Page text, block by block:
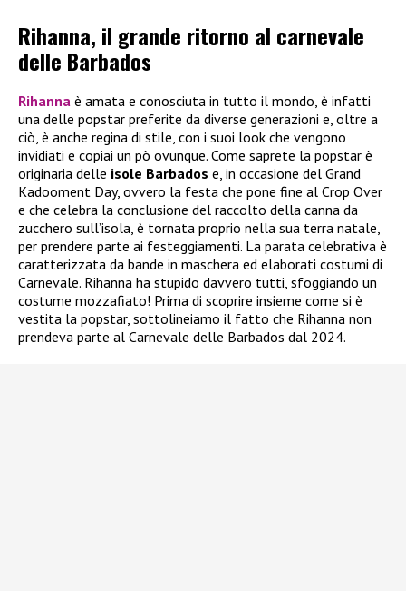
Rihanna, il grande ritorno al carnevale
delle Barbados
Rihanna è amata e conosciuta in tutto il mondo, è infatti
una delle popstar preferite da diverse generazioni e, oltre a
ciò, è anche regina di stile, con i suoi look che vengono
invidiati e copiai un pò ovunque. Come saprete la popstar è
originaria delle isole Barbados e, in occasione del Grand
Kadooment Day, ovvero la festa che pone fine al Crop Over
e che celebra la conclusione del raccolto della canna da
zucchero sull’isola, è tornata proprio nella sua terra natale,
per prendere parte ai festeggiamenti. La parata celebrativa è
caratterizzata da bande in maschera ed elaborati costumi di
Carnevale. Rihanna ha stupido davvero tutti, sfoggiando un
costume mozzafiato! Prima di scoprire insieme come si è
vestita la popstar, sottolineiamo il fatto che Rihanna non
prendeva parte al Carnevale delle Barbados dal 2024.